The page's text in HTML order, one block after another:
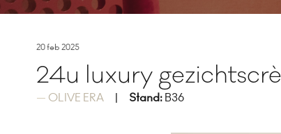
20 feb 2025
24u luxury
OLIVE ERA Stand: B36